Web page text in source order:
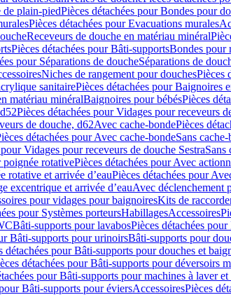
de plain-piedPièces détachées pour Bondes pour
Pièces détachées pour Evacuations murales
Receveurs de douche en matériau minéral
Pièces détachées pour Bâti-supportsBondes pour
pour Séparations de doucheSéparations de
Niches de rangement pour douchesPièces
sanitairePièces détachées pour Baignoires
matériau minéralBaignoires pour bébésPièces
Pièces détachées pour Vidages pour receveurs
de douche, d62Avec cache-bondePièces
détachées pour Avec cache-bondeSans
Vidages pour receveurs de douche SestraSans
poignée rotativePièces détachées pour Avec
rotative et arrivée d’eauPièces détachées pour
excentrique et arrivée d’eauAvec déclenchement
pour vidages pour baignoiresKits de
pour Systèmes porteursHabillagesAccessoires
Bâti-supports pour lavabosPièces détachées
Bâti-supports pour urinoirsBâti-supports pour
détachées pour Bâti-supports pour douches et
détachées pour Bâti-supports pour déversoirs
pour Bâti-supports pour machines à laver
Bâti-supports pour éviersAccessoiresPièces